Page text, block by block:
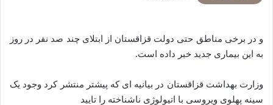
و در برخی مناطق حتی دولت قزاقستان از ابتلای چند صد نفر در روز
به این بیماری جدید خبر داده است.
وزارت بهداشت قزاقستان در بیانیه ای که پیشتر منتشر کرد وجود یک
سینه پهلوی ویروسی با اتیولوژی ناشناخته را تایید